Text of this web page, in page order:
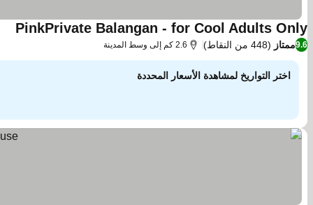
PinkPrivate Balangan - for Cool Adults Only
9.6ممتاز (448 من النقاط) 2.6 كم إلى وسط المدينة
اختر التواريخ لمشاهدة الأسعار المحددة